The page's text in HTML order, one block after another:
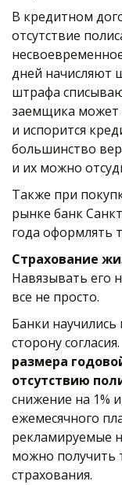
В кредитном
отсутствие
дней начисляют
штрафа
заемщика может
и испорится
большинство
и их можно
Также при
рынке банк
года оформлять
Страхование
Навязывать его
все не просто.
Банки
сторону
размера
отсутствию
снижение на 1%
ежемесячного
рекламируемые
можно получить
страхования.